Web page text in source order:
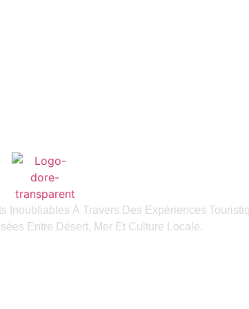
Inoubliables À Travers Des Expériences
Entre Désert, Mer Et Culture Locale.